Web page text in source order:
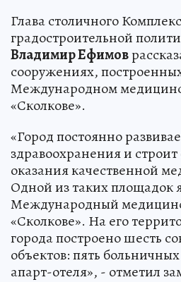
Глава столичного
градостроительной
Владимир Ефимов
сооружениях, построенных
Международном
«Сколкове».
«Город постоянно
здравоохранения и
оказания качественной
Одной из таких площадок
Международный
«Сколкове». На его
города построено шесть
объектов: пять
апарт-отеля», - отметил